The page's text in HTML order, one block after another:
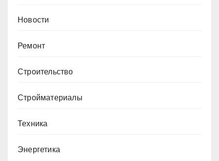
Новости
Ремонт
Строительство
Стройматериалы
Техника
Энергетика